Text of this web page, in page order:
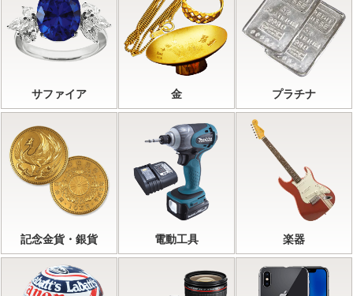
サファイア 金 プラチナ
記念金貨・銀貨 電動工具 楽器